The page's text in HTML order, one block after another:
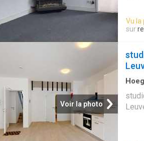
toilet
Vu la
sur
Voir la photo